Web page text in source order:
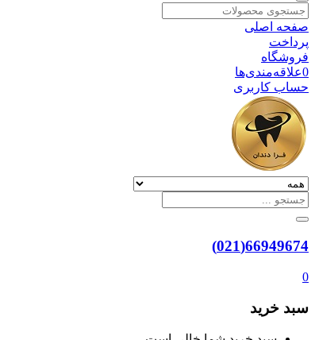
صفحه اصلی
پرداخت
فروشگاه
0علاقه‌مندی‌ها
حساب کاربری
66949674(021)
0
سبد خرید